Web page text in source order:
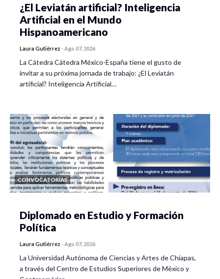
¿El Leviatán artificial? Inteligencia
Artificial en el Mundo
Hispanoamericano
Laura Gutiérrez -Ago 07, 2026
La Cátedra Cátedra México-España tiene el gusto de
invitar a su próxima jornada de trabajo: ¿El Leviatán
artificial? Inteligencia Artificial…
CONVOCATORIAS
Diplomado en Estudio y Formación
Política
Laura Gutiérrez -Ago 07, 2026
La Universidad Autónoma de Ciencias y Artes de Chiapas,
a través del Centro de Estudios Superiores de México y